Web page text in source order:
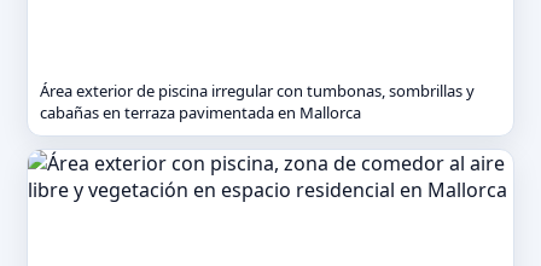
Área exterior de piscina irregular con tumbonas, sombrillas y
cabañas en terraza pavimentada en Mallorca